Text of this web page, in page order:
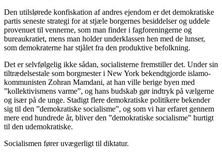
Den utilslørede konfiskation af andres ejendom er det demokratiske
partis seneste strategi for at stjæle borgernes besiddelser og uddele
provenuet til vennerne, som man finder i fagforeningerne og
bureaukratiet, mens man holder underklassen hen med de lunser,
som demokraterne har stjålet fra den produktive befolkning.
Det er selvfølgelig ikke sådan, socialisterne fremstiller det. Under sin
tiltrædelsestale som borgmester i New York bekendtgjorde islamo-
kommunisten Zohran Mamdani, at han ville berige byen med
”kollektivismens varme”, og hans budskab gør indtryk på vælgerne
og især på de unge. Stadigt flere demokratiske politikere bekender
sig til den ”demokratiske socialisme”, og som vi har erfaret gennem
mere end hundrede år, bliver den ”demokratiske socialisme” hurtigt
til den udemokratiske.
Socialismen fører uvægerligt til diktatur.